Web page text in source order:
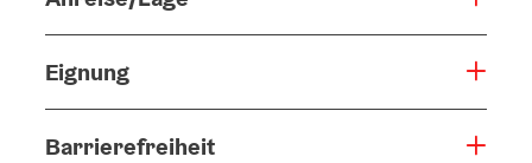
Eignung
Barrierefreiheit